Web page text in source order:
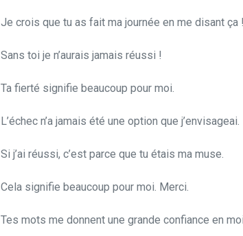
Je crois que tu as fait ma journée en me disant ça !
Sans toi je n’aurais jamais réussi !
Ta fierté signifie beaucoup pour moi.
L’échec n’a jamais été une option que j’envisageai.
Si j’ai réussi, c’est parce que tu étais ma muse.
Cela signifie beaucoup pour moi. Merci.
Tes mots me donnent une grande confiance en